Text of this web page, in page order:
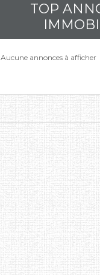
TOP
Aucune annonces à afficher